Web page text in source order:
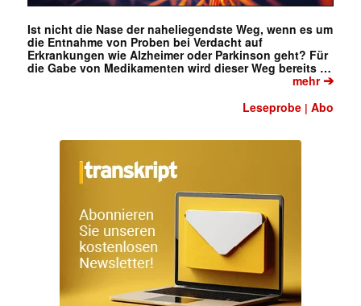
Ist nicht die Nase der naheliegendste Weg, wenn es um
die Entnahme von Proben bei Verdacht auf
Erkrankungen wie Alzheimer oder Parkinson geht? Für
die Gabe von Medikamenten wird dieser Weg bereits …
mehr➔
Leseprobe |Abo